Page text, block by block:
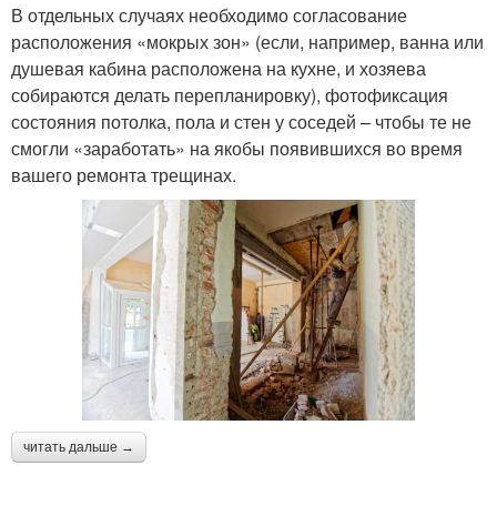
В отдельных случаях необходимо согласование
расположения «мокрых зон» (если, например, ванна или
душевая кабина расположена на кухне, и хозяева
собираются делать перепланировку), фотофиксация
состояния потолка, пола и стен у соседей – чтобы те не
смогли «заработать» на якобы появившихся во время
вашего ремонта трещинах.
читать дальше →